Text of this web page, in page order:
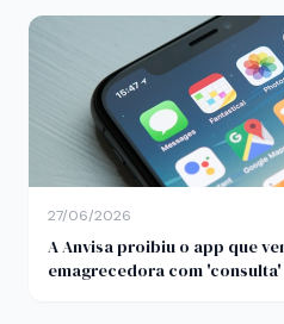
27/06/2026
A Anvisa proibiu o app que
emagrecedora com